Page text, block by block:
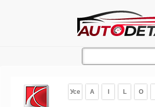
Усе A L O